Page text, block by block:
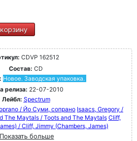
CDVP 162512
Состав: CD
Новое. Заводская упаковка.
релиза: 22-07-2010
Лейбл: Spectrum
/ Йо Суми, сопрано Isaacs, Gregory /
The Maytals / Toots and The Maytals Cliff,
/ Cliff, Jimmy (Chambers, James)
Показать больше